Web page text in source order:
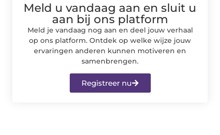
Meld u vandaag aan en sluit u
aan bij ons platform
Meld je vandaag nog aan en deel jouw verhaal
op ons platform. Ontdek op welke wijze jouw
ervaringen anderen kunnen motiveren en
samenbrengen.
Registreer nu